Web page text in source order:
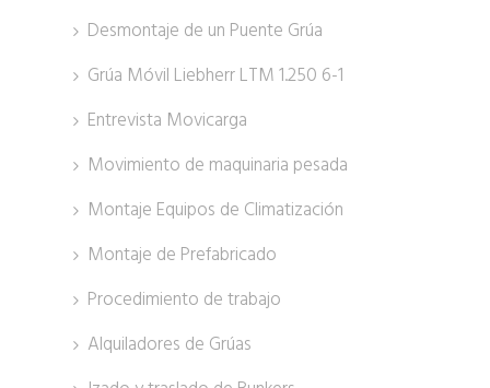
Desmontaje de un Puente Grúa
Grúa Móvil Liebherr LTM 1.250 6-1
Entrevista Movicarga
Movimiento de maquinaria pesada
Montaje Equipos de Climatización
Montaje de Prefabricado
Procedimiento de trabajo
Alquiladores de Grúas